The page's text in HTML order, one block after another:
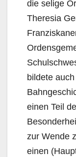
die selige
Theresia
bildete
einen Teil
zur Wende
einen